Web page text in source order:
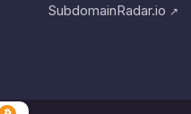
SubdomainRadar.io ↗